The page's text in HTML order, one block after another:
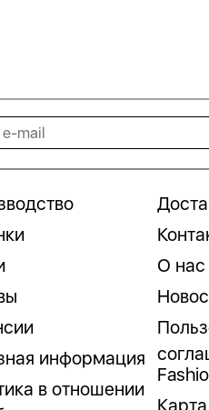
информация
в отношении
О нас